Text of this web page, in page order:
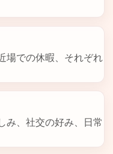
場での休暇、それぞれ
み、社交の好み、日常